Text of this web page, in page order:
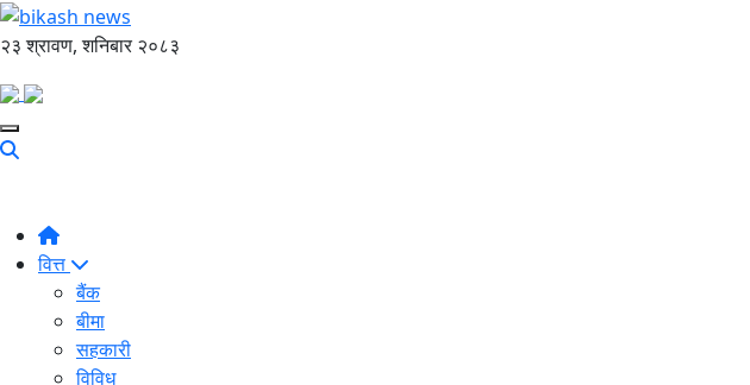
२३ श्रावण, शनिबार २०८३
वित्त
बैंक
बीमा
सहकारी
विविध